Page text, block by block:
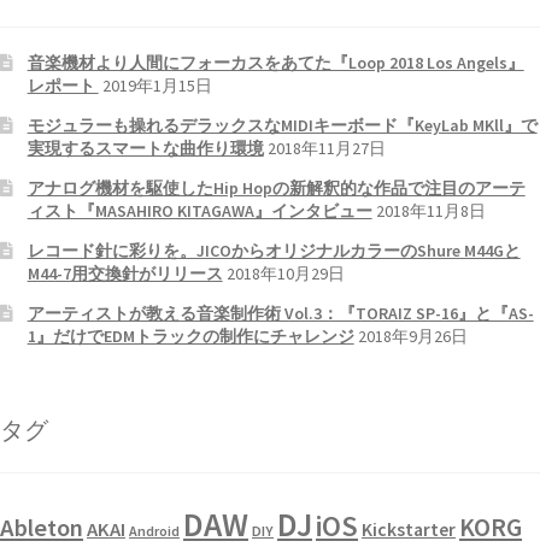
音楽機材より人間にフォーカスをあてた『Loop 2018 Los Angels』
レポート 2019年1月15日
モジュラーも操れるデラックスなMIDIキーボード『KeyLab MKll』で
実現するスマートな曲作り環境 2018年11月27日
アナログ機材を駆使したHip Hopの新解釈的な作品で注目のアーテ
ィスト『MASAHIRO KITAGAWA』インタビュー 2018年11月8日
レコード針に彩りを。JICOからオリジナルカラーのShure M44Gと
M44-7用交換針がリリース 2018年10月29日
アーティストが教える音楽制作術 Vol.3：『TORAIZ SP-16』と『AS-
1』だけでEDMトラックの制作にチャレンジ 2018年9月26日
タグ
AbletonAKAI Android DAW DIY DJiOS Kickstarter KORG